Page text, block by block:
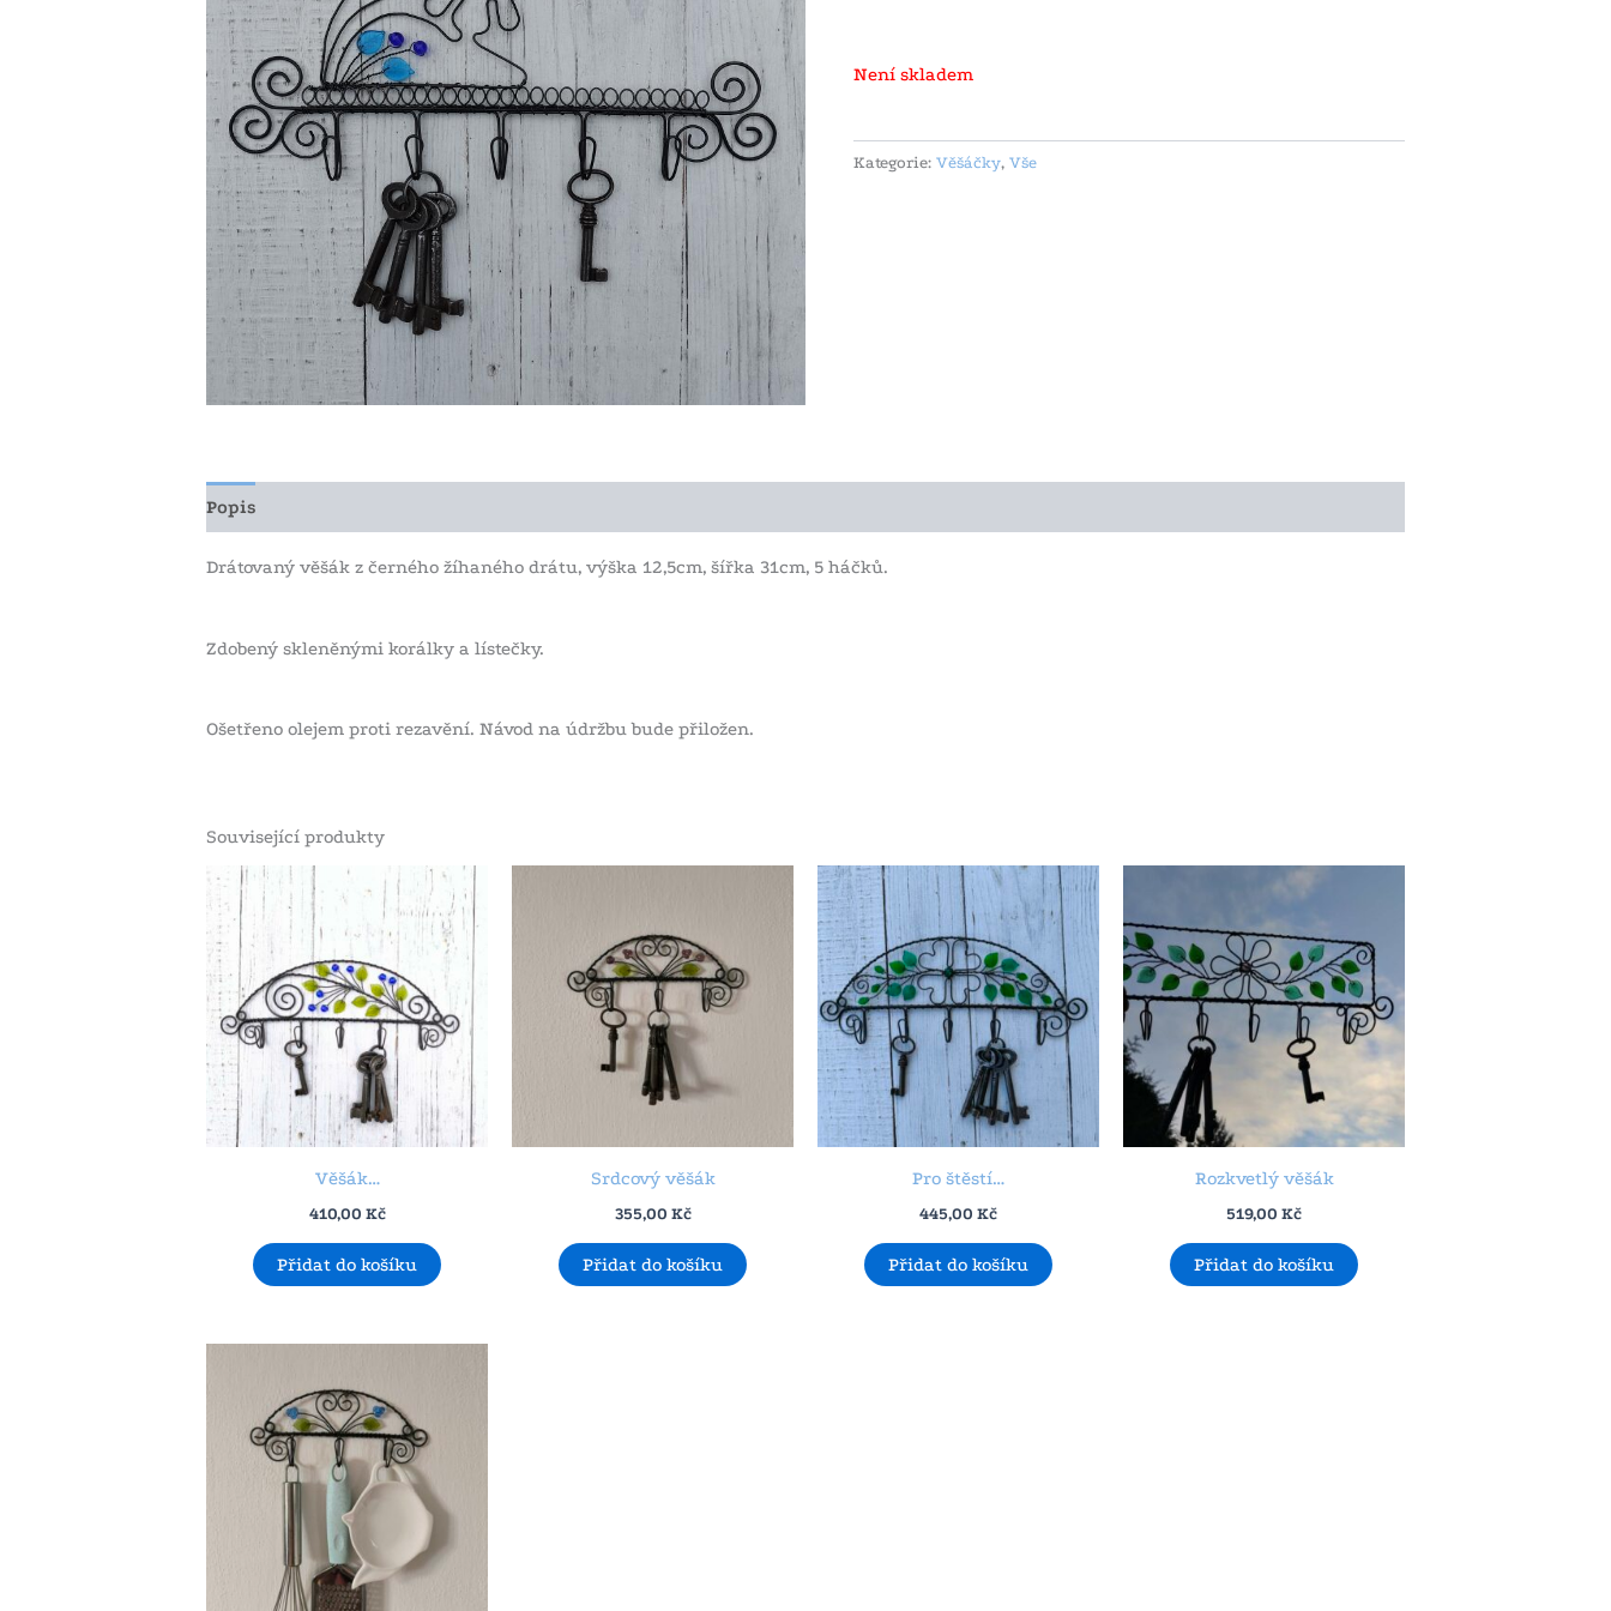
Není skladem
Kategorie: Věšáčky, Vše
Popis
Drátovaný věšák z černého žíhaného drátu, výška 12,5cm, šířka 31cm, 5 háčků.
Zdobený skleněnými korálky a lístečky.
Ošetřeno olejem proti rezavění. Návod na údržbu bude přiložen.
Související produkty
Věšák…
410,00 Kč
Přidat do košíku
Srdcový věšák
355,00 Kč
Přidat do košíku
Pro štěstí…
445,00 Kč
Přidat do košíku
Rozkvetlý věšák
519,00 Kč
Přidat do košíku